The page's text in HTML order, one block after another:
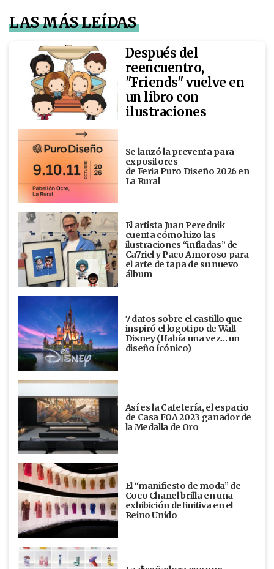
LAS MÁS LEÍDAS
Después del
reencuentro,
"Friends" vuelve en
un libro con
ilustraciones
Se lanzó la preventa para
expositores
de Feria Puro Diseño 2026 en
La Rural
El artista Juan Perednik
cuenta cómo hizo las
ilustraciones “infladas” de
Ca7riel y Paco Amoroso para
el arte de tapa de su nuevo
álbum
7 datos sobre el castillo que
inspiró el logotipo de Walt
Disney (Había una vez... un
diseño ícónico)
Así es la Cafetería, el espacio
de Casa FOA 2023 ganador de
la Medalla de Oro
El “manifiesto de moda” de
Coco Chanel brilla en una
exhibición definitiva en el
Reino Unido